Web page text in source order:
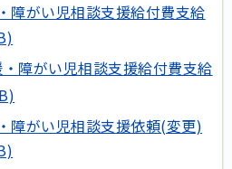
障がい児相談支援給付費支給
障がい児相談支援給付費支給
障がい児相談支援依頼(変更)